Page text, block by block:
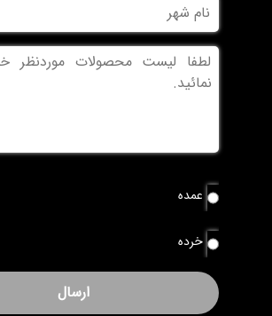
شهر
بدون
عنوان
نوع
سفارش
عمده
خرده